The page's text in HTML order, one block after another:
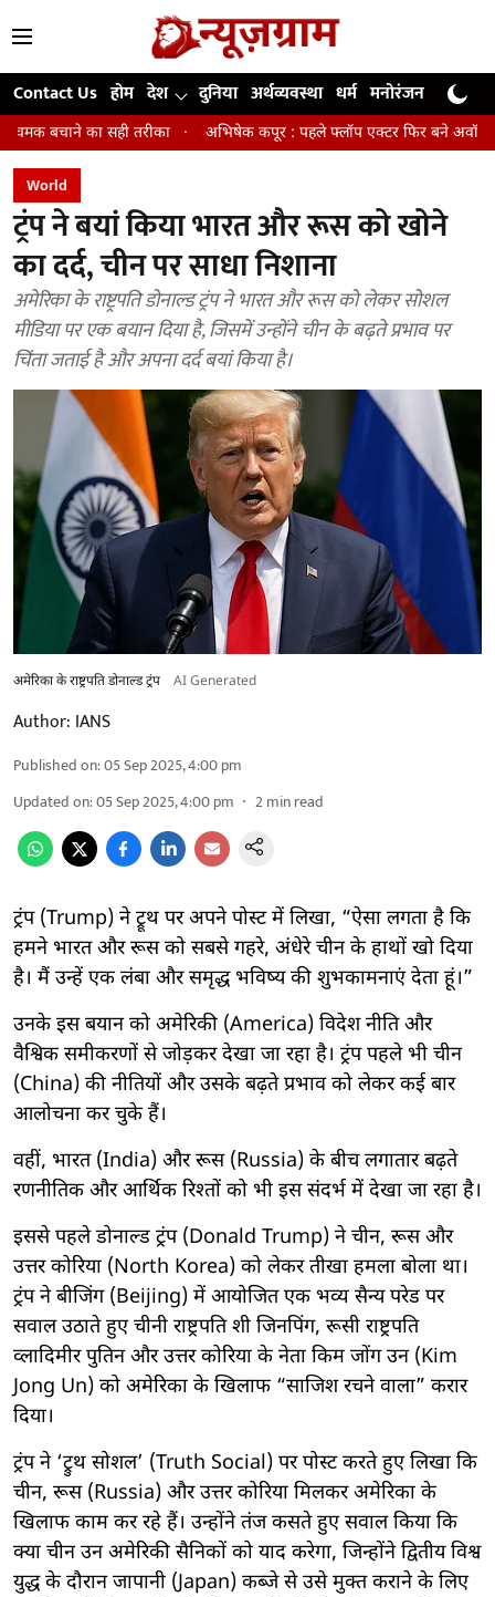
Contact Us होम देश दुनिया अर्थव्यवस्था धर्म मनोरंजन खेल
तरीका अभिषेक कपूर : पहले फ्लॉप एक्टर फिर बने अवॉर्ड विनिंग डायरेक्टर
World
ट्रंप ने बयां किया भारत और रूस को खोने
का दर्द, चीन पर साधा निशाना
अमेरिका के राष्ट्रपति डोनाल्ड ट्रंप ने भारत और रूस को लेकर सोशल
मीडिया पर एक बयान दिया है, जिसमें उन्होंने चीन के बढ़ते प्रभाव पर
चिंता जताई है और अपना दर्द बयां किया है।
अमेरिका के राष्ट्रपति डोनाल्ड ट्रंप AI Generated
Author: IANS
Published on:05 Sep 2025, 4:00 pm
Updated on:05 Sep 2025, 4:00 pm 2min read
ट्रंप (Trump) ने ट्रूथ पर अपने पोस्ट में लिखा, “ऐसा लगता है कि
हमने भारत और रूस को सबसे गहरे, अंधेरे चीन के हाथों खो दिया
है। मैं उन्हें एक लंबा और समृद्ध भविष्य की शुभकामनाएं देता हूं।”
उनके इस बयान को अमेरिकी (America) विदेश नीति और
वैश्विक समीकरणों से जोड़कर देखा जा रहा है। ट्रंप पहले भी चीन
(China) की नीतियों और उसके बढ़ते प्रभाव को लेकर कई बार
आलोचना कर चुके हैं।
वहीं, भारत (India) और रूस (Russia) के बीच लगातार बढ़ते
रणनीतिक और आर्थिक रिश्तों को भी इस संदर्भ में देखा जा रहा है।
इससे पहले डोनाल्ड ट्रंप (Donald Trump) ने चीन, रूस और
उत्तर कोरिया (North Korea) को लेकर तीखा हमला बोला था।
ट्रंप ने बीजिंग (Beijing) में आयोजित एक भव्य सैन्य परेड पर
सवाल उठाते हुए चीनी राष्ट्रपति शी जिनपिंग, रूसी राष्ट्रपति
व्लादिमीर पुतिन और उत्तर कोरिया के नेता किम जोंग उन (Kim
Jong Un) को अमेरिका के खिलाफ “साजिश रचने वाला” करार
दिया।
ट्रंप ने ‘ट्रुथ सोशल’ (Truth Social) पर पोस्ट करते हुए लिखा कि
चीन, रूस (Russia) और उत्तर कोरिया मिलकर अमेरिका के
खिलाफ काम कर रहे हैं। उन्होंने तंज कसते हुए सवाल किया कि
क्या चीन उन अमेरिकी सैनिकों को याद करेगा, जिन्होंने द्वितीय विश्व
युद्ध के दौरान जापानी (Japan) कब्जे से उसे मुक्त कराने के लिए